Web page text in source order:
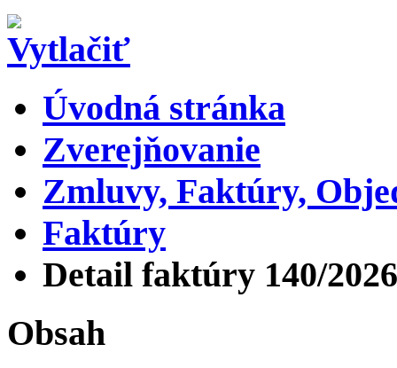
Úvodná stránka
Zverejňovanie
Zmluvy, Faktúry,
Faktúry
Detail faktúry 140/2026
Obsah